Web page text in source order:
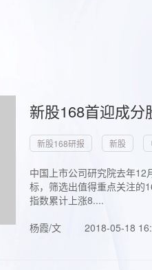
新股168首迎成
新股168研报 新股
中国上市公司研究院去年
标，筛选出值得重点关注的
指数累计上涨8....
杨霞/文
2018-05-18